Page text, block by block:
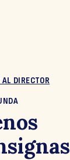
AL DIRECTOR